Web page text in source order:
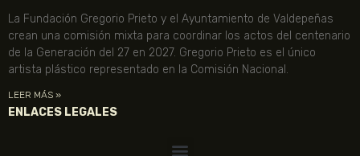
La Fundación Gregorio Prieto y el Ayuntamiento de Valdepeñas
crean una comisión mixta para coordinar los actos del centenario
de la Generación del 27 en 2027. Gregorio Prieto es el único
artista plástico representado en la Comisión Nacional.
LEER MÁS »
ENLACES LEGALES